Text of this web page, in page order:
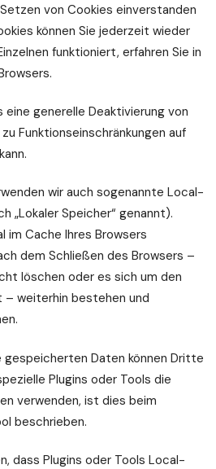
von Cookies einverstanden
können Sie jederzeit wieder
funktioniert, erfahren Sie in
generelle Deaktivierung von
Funktionseinschränkungen auf
wir auch sogenannte Local-
„Lokaler Speicher“ genannt).
im Cache Ihres Browsers
dem Schließen des Browsers –
löschen oder es sich um den
– weiterhin bestehen und
gespeicherten Daten können Dritte
Plugins oder Tools die
verwenden, ist dies beim
beschrieben.
dass Plugins oder Tools Local-